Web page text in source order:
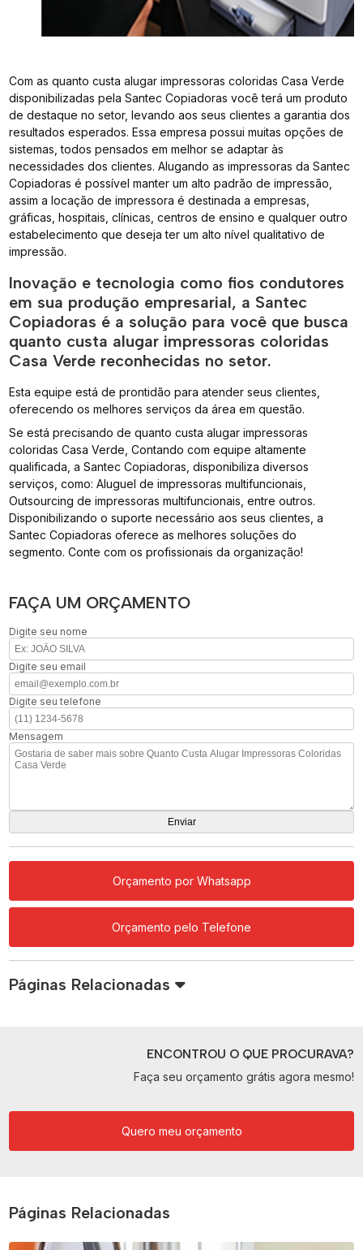
Com as quanto custa alugar impressoras coloridas Casa Verde
disponibilizadas pela Santec Copiadoras você terá um produto
de destaque no setor, levando aos seus clientes a garantia dos
resultados esperados. Essa empresa possui muitas opções de
sistemas, todos pensados em melhor se adaptar às
necessidades dos clientes. Alugando as impressoras da Santec
Copiadoras é possível manter um alto padrão de impressão,
assim a locação de impressora é destinada a empresas,
gráficas, hospitais, clínicas, centros de ensino e qualquer outro
estabelecimento que deseja ter um alto nível qualitativo de
impressão.
Inovação e tecnologia como fios condutores
em sua produção empresarial, a Santec
Copiadoras é a solução para você que busca
quanto custa alugar impressoras coloridas
Casa Verde reconhecidas no setor.
Esta equipe está de prontidão para atender seus clientes,
oferecendo os melhores serviços da área em questão.
Se está precisando de quanto custa alugar impressoras
coloridas Casa Verde, Contando com equipe altamente
qualificada, a Santec Copiadoras, disponibiliza diversos
serviços, como: Aluguel de impressoras multifuncionais,
Outsourcing de impressoras multifuncionais, entre outros.
Disponibilizando o suporte necessário aos seus clientes, a
Santec Copiadoras oferece as melhores soluções do
segmento. Conte com os profissionais da organização!
FAÇA UM ORÇAMENTO
Digite seu nome
Digite seu email
Digite seu telefone
Mensagem
Orçamento por Whatsapp
Orçamento pelo Telefone
Páginas Relacionadas
ENCONTROU O QUE PROCURAVA?
Faça seu orçamento grátis agora mesmo!
Quero meu orçamento
Páginas Relacionadas